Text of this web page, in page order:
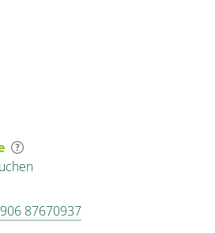
87670937